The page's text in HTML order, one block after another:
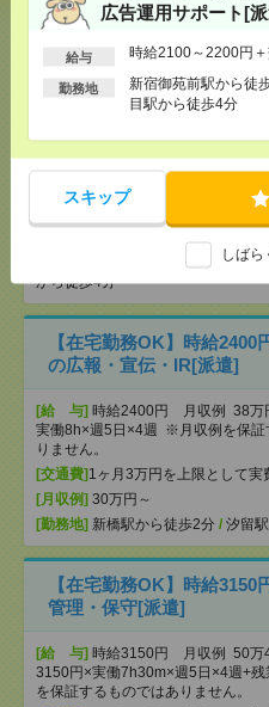
広告運用サポート[
給与 時給2100～2200円
勤務地
新宿御苑前駅から徒
目駅から徒歩4分
スキップ
しば
[給 与]
無資格未経験：時給1500
OK ■扶養内OK ■日収1万2000円
[交通費]交通費全額支給
[勤務地]巣鴨駅/目白駅/北池袋駅/
《完全在宅×時短日短OK
用サポート[派遣]
新宿御苑前駅から徒歩3分/
から徒歩4分
【在宅勤務OK】時給
の広報・宣伝・IR[派遣]
[給 与] 時給2400円 月収例 38万
実働8h×週5日×4週 ※月収例を保証
りません。
[交通費] 1ヶ月3万円を上限として実
[月収例] 30万円～
[勤務地] 新橋駅から徒歩2分 / 汐留
【在宅勤務OK】時給3150
管理・保守[派遣]
[給 与] 時給3150円 月収例 50万
3150円×実働7h30m×週5日×4週+
を保証するものではありません。